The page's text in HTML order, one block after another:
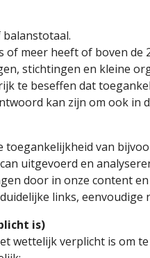
of meer heeft of boven
stichtingen en kleine
te beseffen dat
kan zijn om ook in
toegankelijkheid van
uitgevoerd en
door in onze content
links, eenvoudige
is)
wettelijk verplicht is om